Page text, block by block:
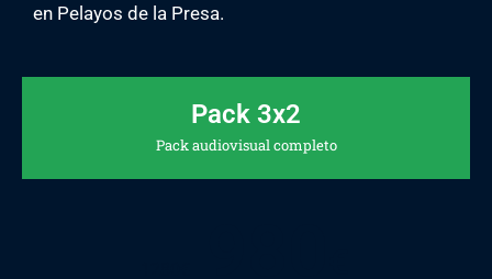
en Pelayos de la Presa.
Pack 3x2
Pack audiovisual completo